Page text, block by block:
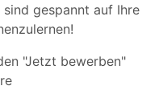
gespannt auf Ihre
"Jetzt bewerben"